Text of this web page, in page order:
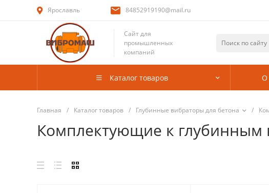
Ярославль 84852919190@mail.ru
Сайт для
промышленных
компаний
Каталог товаров О
Главная / Каталог товаров / Глубинные вибраторы для бетона /
Комплектующие к глубинным